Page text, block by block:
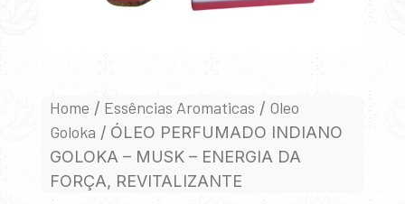
Home / Essências Aromaticas / Oleo
Goloka / ÓLEO PERFUMADO INDIANO
GOLOKA – MUSK – ENERGIA DA
FORÇA, REVITALIZANTE